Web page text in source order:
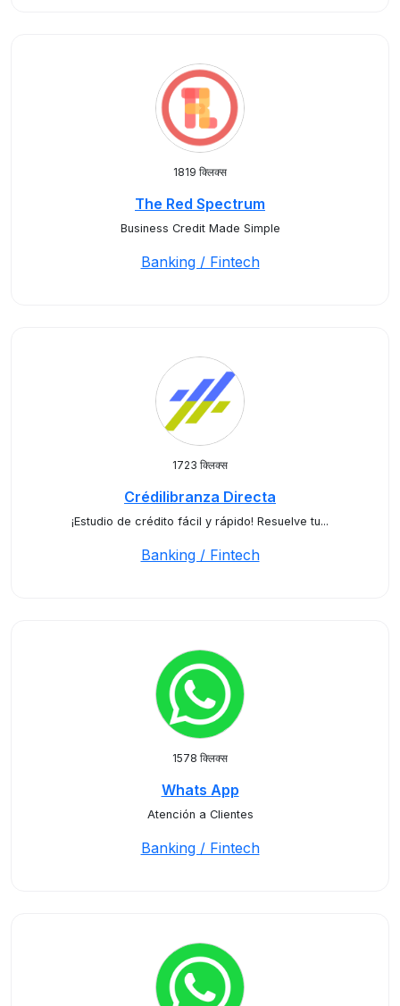
1819 क्लिक्स
The Red Spectrum
Business Credit Made Simple
Banking / Fintech
1723 क्लिक्स
Crédilibranza Directa
¡Estudio de crédito fácil y rápido! Resuelve tu...
Banking / Fintech
1578 क्लिक्स
Whats App
Atención a Clientes
Banking / Fintech